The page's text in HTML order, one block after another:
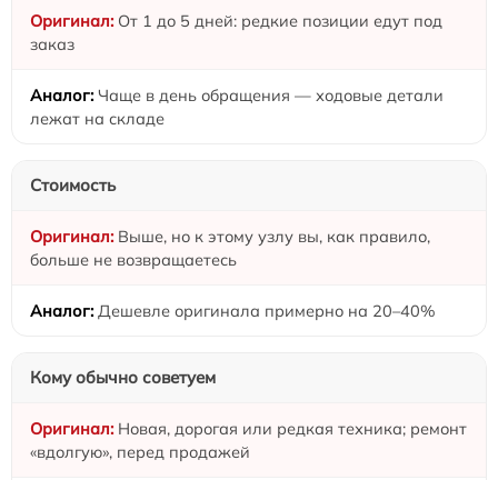
От 1 до 5 дней: редкие позиции едут под
заказ
Чаще в день обращения — ходовые детали
лежат на складе
Стоимость
Выше, но к этому узлу вы, как правило,
больше не возвращаетесь
Дешевле оригинала примерно на 20–40%
Кому обычно советуем
Новая, дорогая или редкая техника; ремонт
«вдолгую», перед продажей